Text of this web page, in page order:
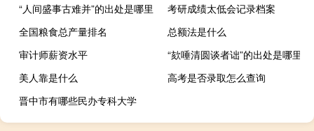
“人间盛事古难并”的出处是哪里
考研成绩太低会记录档案
全国粮食总产量排名
总额法是什么
审计师薪资水平
“欬唾清圆谈者诎”的出处是哪里
美人靠是什么
高考是否录取怎么查询
晋中市有哪些民办专科大学